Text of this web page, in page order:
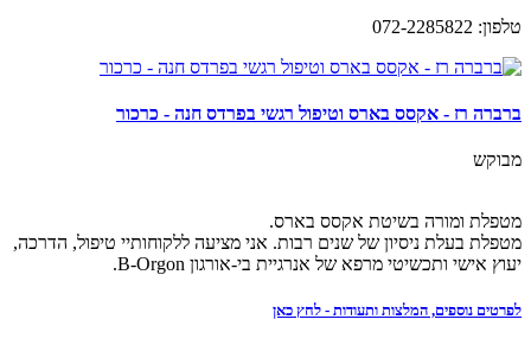
טלפון: 072-2285822
ברברה רז - אקסס בארס וטיפול רגשי בפרדס חנה - כרכור
מבוקש
מטפלת ומורה בשיטת אקסס בארס.
מטפלת בעלת ניסיון של שנים רבות. אני מציעה ללקוחותיי טיפול, הדרכה,
יעוץ אישי ותכשיטי מרפא של אנרגיית בי-אורגון B-Orgon.
לפרטים נוספים, המלצות ותעודות - לחץ כאן